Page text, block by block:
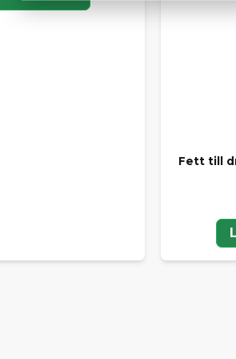
VAL FÖR DIN
Fett till